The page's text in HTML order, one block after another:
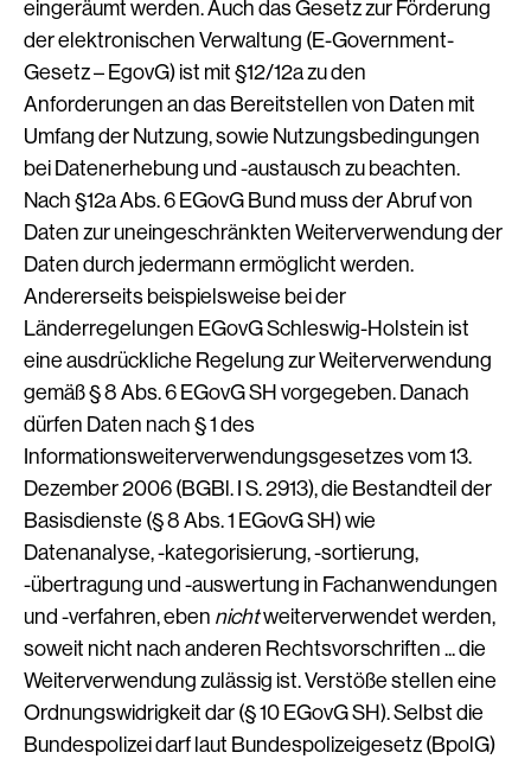
eingeräumt werden. Auch das Gesetz zur Förderung
der elektronischen Verwaltung (E-Government-
Gesetz – EgovG) ist mit §12/12a zu den
Anforderungen an das Bereitstellen von Daten mit
Umfang der Nutzung, sowie Nutzungsbedingungen
bei Datenerhebung und -austausch zu beachten.
Nach §12a Abs. 6 EGovG Bund muss der Abruf von
Daten zur uneingeschränkten Weiterverwendung der
Daten durch jedermann ermöglicht werden.
Andererseits beispielsweise bei der
Länderregelungen EGovG Schleswig-Holstein ist
eine ausdrückliche Regelung zur Weiterverwendung
gemäß § 8 Abs. 6 EGovG SH vorgegeben. Danach
dürfen Daten nach § 1 des
Informationsweiterverwendungsgesetzes vom 13.
Dezember 2006 (BGBl. I S. 2913), die Bestandteil der
Basisdienste (§ 8 Abs. 1 EGovG SH) wie
Datenanalyse, -kategorisierung, -sortierung,
-übertragung und -auswertung in Fachanwendungen
und -verfahren, eben nichtweiterverwendet werden,
soweit nicht nach anderen Rechtsvorschriften ... die
Weiterverwendung zulässig ist. Verstöße stellen eine
Ordnungswidrigkeit dar (§ 10 EGovG SH). Selbst die
Bundespolizei darf laut Bundespolizeigesetz (BpolG)